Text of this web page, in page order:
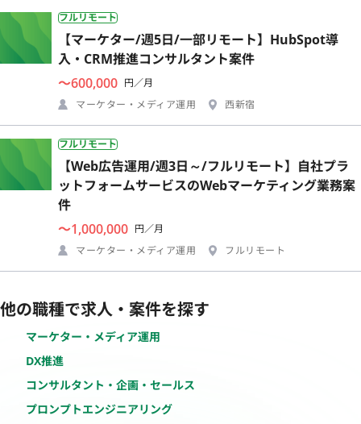
フルリモート
【マーケター/週5日/一部リモート】HubSpot導
入・CRM推進コンサルタント案件
〜600,000 円／月
マーケター・メディア運用
西新宿
フルリモート
【Web広告運用/週3日～/フルリモート】自社プラ
ットフォームサービスのWebマーケティング業務案
件
〜1,000,000 円／月
マーケター・メディア運用
フルリモート
他の職種で求人・案件を探す
マーケター・メディア運用
DX推進
コンサルタント・企画・セールス
プロンプトエンジニアリング